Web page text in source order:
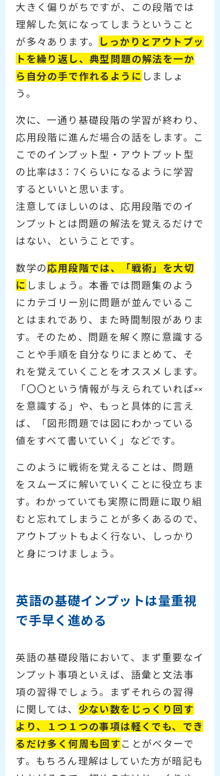
大きく偏りがちですが、この段階では
理解した気になってしまうということ
が多々あります。
しっかりとアウトプッ
トを繰り返し、典型問題の解法を一か
ら自分の手で作れるように しましょ
う。
次に、一通り基礎段階の学習が終わり、
応用段階に進んだ場合の話をします。こ
こでのインプット型・アウトプット型
の比率は3：7くらいになるように学習
するといいと思います。
注意してほしいのは、応用段階でのイ
ンプットとは問題の解法を覚えるだけで
はない、ということです。
数学の応用段階では、「戦術」を大切
に しましょう。本番では問題集のよう
にカテゴリー別に問題が並んでいるこ
とはまれであり、また時間制限がありま
す。そのため、問題を解く際に意識する
ことや手順を自分なりにまとめて、そ
れを覚えていくことをオススメします。
「〇〇という情報が与えられていれば××
を意識する」や、もっと具体的に言え
ば、「図形問題では図にわかっている
値をすべて書いていく」などです。
このように戦術を覚えることは、問題
をスムーズに解いていくことに役立ちま
す。わかっていても実際に問題に取り組
むと忘れてしまうことが多くあるので、
アウトプットもよく行ない、しっかり
と身につけましょう。
英語の基礎インプットは量重視
で手早く進める
英語の基礎段階において、まず重要なイ
ンプット事項といえば、語彙と文法事
項の習得でしょう。まずそれらの習得
に関しては、 少ない数をじっくり回す
より、１つ１つの事項は軽くでも、でき
るだけ多く何周も回す ことがベターで
す。もちろん理解はしていた方が暗記も